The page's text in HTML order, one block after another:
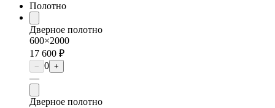
Полотно
Дверное полотно
600×2000
17 600 ₽
− 0 +
—
Дверное полотно